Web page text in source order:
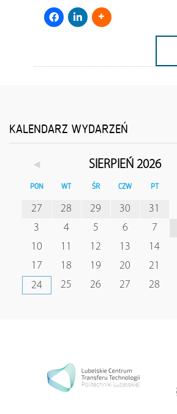
KALENDARZ WYDARZEŃ
◄ SIERPIEŃ 2026
PON WT ŚR CZW PT
27 28 29 30 31
3
4 5 6 7
10
11 12 13 14
17
18 19 20 21
24
25 26 27 28